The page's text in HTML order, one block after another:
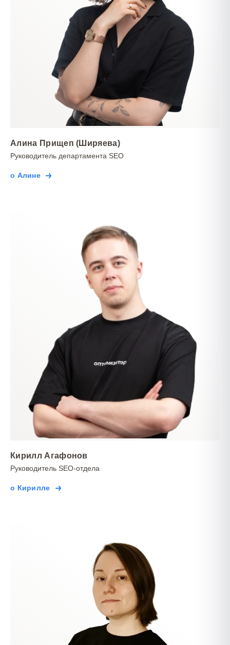
Алина Прищеп (Ширяева)
Руководитель департамента SEO
о Алине
Кирилл Агафонов
Руководитель SEO-отдела
о Кирилле